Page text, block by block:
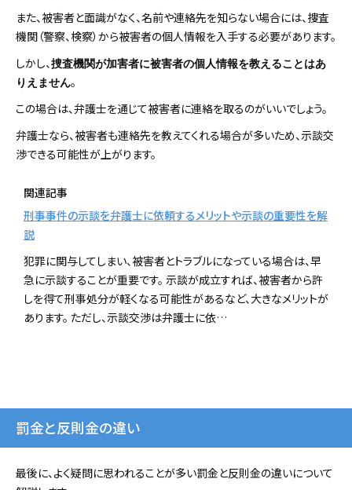
また、被害者と面識がなく、名前や連絡先を知らない場合には、捜査
機関（警察、検察）から被害者の個人情報を入手する必要があります。
しかし、捜査機関が加害者に被害者の個人情報を教えることはあ
りえません。
この場合は、弁護士を通じて被害者に連絡を取るのがいいでしょう。
弁護士なら、被害者も連絡先を教えてくれる場合が多いため、示談交
渉できる可能性が上がります。
関連記事
刑事事件の示談を弁護士に依頼するメリットや示談の重要性を解
説
犯罪に関与してしまい、被害者とトラブルになっている場合は、早
急に示談することが重要です。 示談が成立すれば、被害者から許
しを得て刑事処分が軽くなる可能性があるなど、大きなメリットが
あります。 ただし、示談交渉は弁護士に依…
罰金と反則金の違い
最後に、よく疑問に思われることが多い罰金と反則金の違いについて